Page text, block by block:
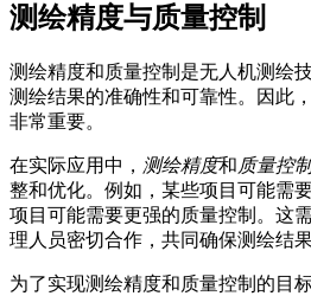
测绘精度与质量控制
测绘精度和质量控制是无人机测绘
测绘结果的准确性和可靠性。因此
非常重要。
在实际应用中， 测绘精度和质量控
整和优化。例如，某些项目可能需
项目可能需要更强的质量控制。这
理人员密切合作，共同确保测绘结
为了实现测绘精度和质量控制的目